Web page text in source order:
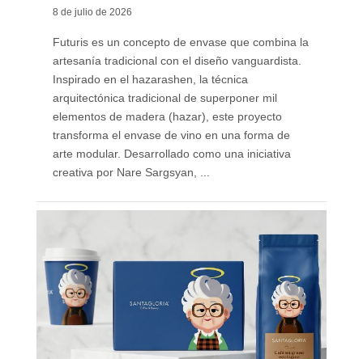
8 de julio de 2026
Futuris es un concepto de envase que combina la
artesanía tradicional con el diseño vanguardista.
Inspirado en el hazarashen, la técnica
arquitectónica tradicional de superponer mil
elementos de madera (hazar), este proyecto
transforma el envase de vino en una forma de
arte modular. Desarrollado como una iniciativa
creativa por Nare Sargsyan, ...